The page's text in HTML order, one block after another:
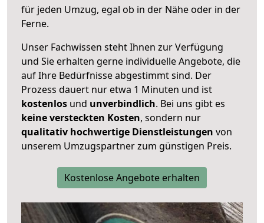
für jeden Umzug, egal ob in der Nähe oder in der
Ferne.
Unser Fachwissen steht Ihnen zur Verfügung
und Sie erhalten gerne individuelle Angebote, die
auf Ihre Bedürfnisse abgestimmt sind. Der
Prozess dauert nur etwa 1 Minuten und ist
kostenlos und unverbindlich. Bei uns gibt es
keine versteckten Kosten, sondern nur
qualitativ hochwertige Dienstleistungen von
unserem Umzugspartner zum günstigen Preis.
Kostenlose Angebote erhalten